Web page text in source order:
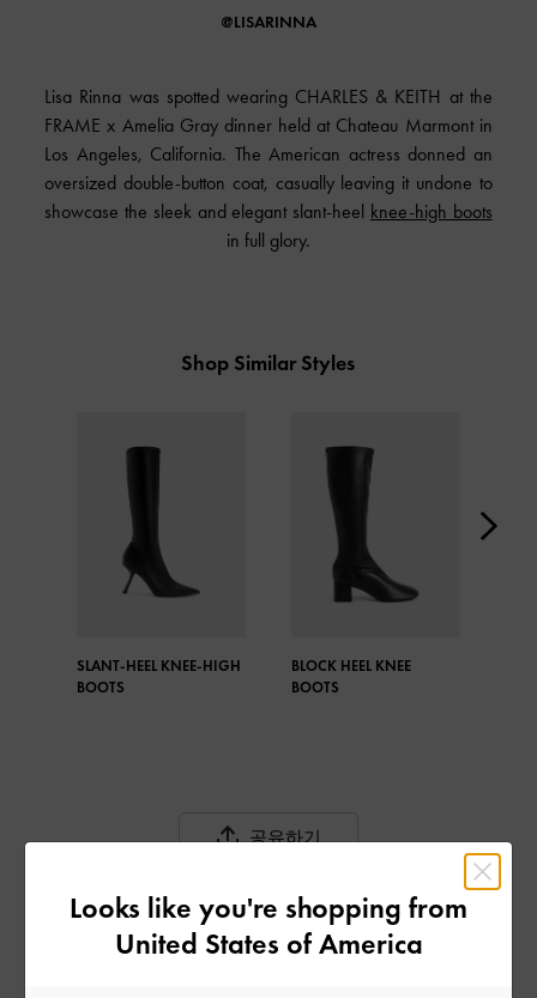
@LISARINNA
Lisa Rinna was spotted wearing CHARLES & KEITH at the
FRAME x Amelia Gray dinner held at Chateau Marmont in
Los Angeles, California. The American actress donned an
oversized double-button coat, casually leaving it undone to
showcase the sleek and elegant slant-heel knee-high boots
in full glory.
Shop Similar Styles
SLANT-HEEL KNEE-HIGH
BOOTS
BLOCK HEEL KNEE
BOOTS
공유하기
Looks like you're shopping from
United States of America